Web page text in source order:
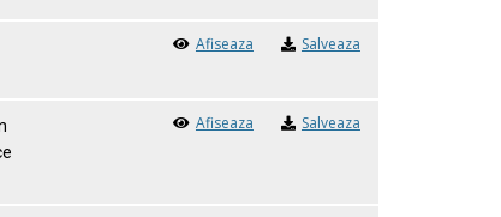
Afiseaza Salveaza
Afiseaza Salveaza